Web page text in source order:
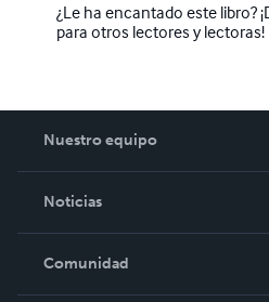
¿Le ha encantado este libro?
para otros lectores y lectoras!
Nuestro equipo
Acerca de nosotros
Noticias
En las noticias
Comunidad